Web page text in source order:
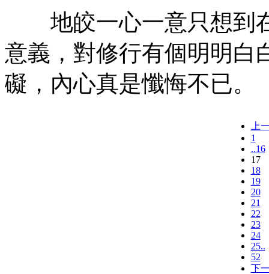
地皎一心一意只想到
意義，對修行有個明明白
礙，內心真是懺悔不已。
上
1
..16
17
18
19
20
21
22
23
24
25..
52
下